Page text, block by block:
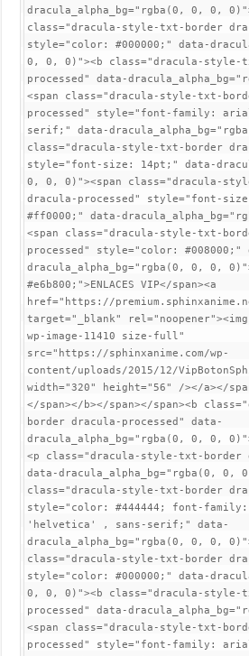
dracula_alpha_bg="rgba(0, 0, 0,
class="dracula-style-txt-border
style="color: #000000;" data-
0, 0, 0)"><b class="dracula-style-
processed" data-
<span class="dracula-style-txt-
processed" style="font-family:
serif;" data-
class="dracula-style-txt-border
style="font-size: 14pt;" data-
0, 0, 0)"><span class="dracula-
dracula-processed" style="font-
#ff0000;" data-
<span class="dracula-style-txt-
processed" style="color: #008000;"
dracula_alpha_bg="rgba(0, 0, 0,
#e6b800;">ENLACES VIP</span><a
href="https://
target="_blank"
wp-image-11410 size-full"
src="https://sphinxanime.com/wp-
content/uploads/2015/12/
width="320" height="56" /></a></
</span></b></span></span><b
border dracula-processed" data-
dracula_alpha_bg="rgba(0, 0, 0,
<p class="dracula-style-txt-border
data-dracula_alpha_bg="rgba(0, 0,
class="dracula-style-txt-border
style="color: #444444; font-
'helvetica' , sans-serif;" data-
dracula_alpha_bg="rgba(0, 0, 0,
class="dracula-style-txt-border
style="color: #000000;" data-
0, 0, 0)"><b class="dracula-style-
processed" data-
<span class="dracula-style-txt-
processed" style="font-family: